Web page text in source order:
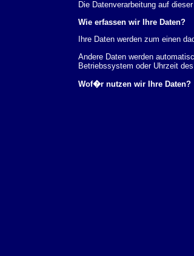
Die Datenverarbeitung auf
Wie erfassen wir Ihre Daten?
Ihre Daten werden zum einen
Andere Daten werden
Betriebssystem oder Uhrzeit
Wof�r nutzen wir Ihre Daten?